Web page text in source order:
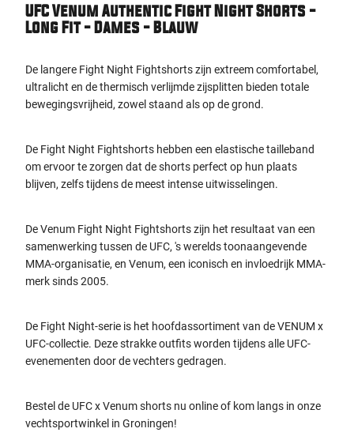
UFC Venum Authentic Fight Night Shorts -
Long Fit - Dames - Blauw
De langere Fight Night Fightshorts zijn extreem comfortabel,
ultralicht en de thermisch verlijmde zijsplitten bieden totale
bewegingsvrijheid, zowel staand als op de grond.
De Fight Night Fightshorts hebben een elastische tailleband
om ervoor te zorgen dat de shorts perfect op hun plaats
blijven, zelfs tijdens de meest intense uitwisselingen.
De Venum Fight Night Fightshorts zijn het resultaat van een
samenwerking tussen de UFC, 's werelds toonaangevende
MMA-organisatie, en Venum, een iconisch en invloedrijk MMA-
merk sinds 2005.
De Fight Night-serie is het hoofdassortiment van de VENUM x
UFC-collectie. Deze strakke outfits worden tijdens alle UFC-
evenementen door de vechters gedragen.
Bestel de UFC x Venum shorts nu online of kom langs in onze
vechtsportwinkel in Groningen!